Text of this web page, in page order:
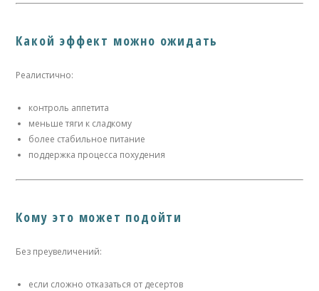
Какой эффект можно ожидать
Реалистично:
контроль аппетита
меньше тяги к сладкому
более стабильное питание
поддержка процесса похудения
Кому это может подойти
Без преувеличений:
если сложно отказаться от десертов